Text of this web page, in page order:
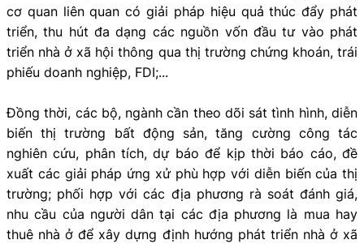
cơ quan liên quan có giải pháp hiệu quả thúc đẩy phát
triển, thu hút đa dạng các nguồn vốn đầu tư vào phát
triển nhà ở xã hội thông qua thị trường chứng khoán, trái
phiếu doanh nghiệp, FDI;...
Đồng thời, các bộ, ngành cần theo dõi sát tình hình, diễn
biến thị trường bất động sản, tăng cường công tác
nghiên cứu, phân tích, dự báo để kịp thời báo cáo, đề
xuất các giải pháp ứng xử phù hợp với diễn biến của thị
trường; phối hợp với các địa phương rà soát đánh giá,
nhu cầu của người dân tại các địa phương là mua hay
thuê nhà ở để xây dựng định hướng phát triển nhà ở xã